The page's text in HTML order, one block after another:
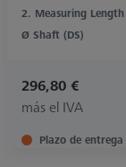
2. Measuring Length
Ø Shaft (DS)
296,80 €
más el IVA
Plazo de